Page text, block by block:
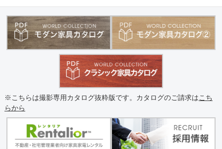
※こちらは撮影専用カタログ抜粋版です。カタログのご請求はこち
らから